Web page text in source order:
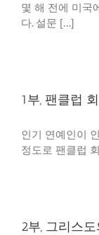
몇 해 전에 미국
다. 설문 […]
1부, 팬클럽
인기 연예인이
정도로 팬클럽
2부, 그리스